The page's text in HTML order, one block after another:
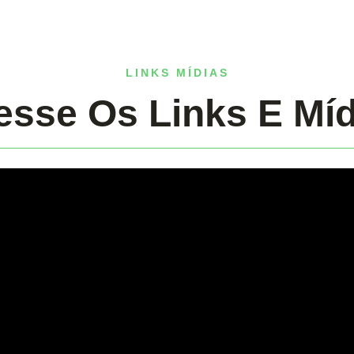
LINKS MÍDIAS
Os Links E